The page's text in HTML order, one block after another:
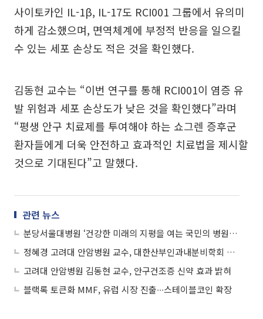
사이토카인 IL-1β, IL-17도 RCI001 그룹에서 유의미
하게 감소했으며, 면역체계에 부정적 반응을 일으킬
수 있는 세포 손상도 적은 것을 확인했다.
김동현 교수는 “이번 연구를 통해 RCI001이 염증 유
발 위험과 세포 손상도가 낮은 것을 확인했다”라며
“평생 안구 치료제를 투여해야 하는 쇼그렌 증후군
환자들에게 더욱 안전하고 효과적인 치료법을 제시할
것으로 기대된다”고 말했다.
관련 뉴스
분당서울대병원 ‘건강한 미래의 지평을 여는 국민의 병원’ 비전 선포
정혜경 고려대 안암병원 교수, 대한산부인과내분비학회 우수구연상 수상
고려대 안암병원 김동현 교수, 안구건조증 신약 효과 밝혀
블랙록 토큰화 MMF, 유럽 시장 진출∙∙∙스테이블코인 확장